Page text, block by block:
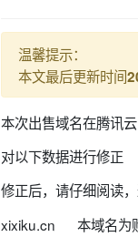
温馨提示：
本文最后更新时间
本次出售域名在腾讯
对以下数据进行修正
修正后，请仔细阅读
xixiku.cn 本域名为购